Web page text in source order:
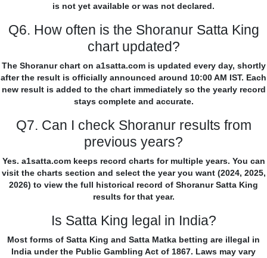
is not yet available or was not declared.
Q6. How often is the Shoranur Satta King
chart updated?
The Shoranur chart on a1satta.com is updated every day, shortly
after the result is officially announced around 10:00 AM IST. Each
new result is added to the chart immediately so the yearly record
stays complete and accurate.
Q7. Can I check Shoranur results from
previous years?
Yes. a1satta.com keeps record charts for multiple years. You can
visit the charts section and select the year you want (2024, 2025,
2026) to view the full historical record of Shoranur Satta King
results for that year.
Is Satta King legal in India?
Most forms of Satta King and Satta Matka betting are illegal in
India under the Public Gambling Act of 1867. Laws may vary